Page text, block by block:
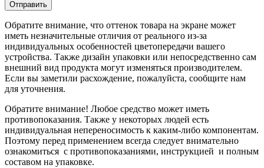
Обратите внимание, что оттенок товара на экране может
иметь незначительные отличия от реального из-за
индивидуальных особенностей цветопередачи вашего
устройства. Также дизайн упаковки или непосредственно сам
внешний вид продукта могут изменяться производителем.
Если вы заметили расхождение, пожалуйста, сообщите нам
для уточнения.
Обратите внимание! Любое средство может иметь
противопоказания. Также у некоторых людей есть
индивидуальная непереносимость к каким-либо компонентам.
Поэтому перед применением всегда следует внимательно
ознакомиться с противопоказаниями, инструкцией и полным
составом на упаковке.